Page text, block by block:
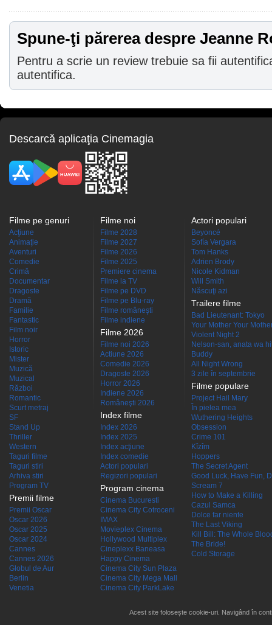
Spune-ţi părerea despre Jeanne
Pentru a scrie un review trebuie sa fii
autentifica.
Descarcă aplicaţia Cinemagia
Filme pe genuri
Acţiune
Animaţie
Aventuri
Comedie
Crimă
Documentar
Dragoste
Dramă
Familie
Fantastic
Film noir
Horror
Istoric
Mister
Muzică
Muzical
Război
Romantic
Scurt metraj
SF
Stand Up
Thriller
Western
Taguri filme
Taguri stiri
Arhiva stiri
Program TV
Premii filme
Premii Oscar
Oscar 2026
Oscar 2025
Oscar 2024
Cannes
Cannes 2026
Globul de Aur
Berlin
Venetia
Filme noi
Filme 2028
Filme 2027
Filme 2026
Filme 2025
Premiere cinema
Filme la TV
Filme pe DVD
Filme pe Blu-ray
Filme româneşti
Filme indiene
Filme 2026
Filme noi 2026
Actiune 2026
Comedie 2026
Dragoste 2026
Horror 2026
Indiene 2026
Româneşti 2026
Index filme
Index 2026
Index 2025
Index acţiune
Index comedie
Actori populari
Regizori populari
Program cinema
Cinema Bucuresti
Cinema City Cotroceni
IMAX
Movieplex Cinema
Hollywood Multiplex
Cineplexx Baneasa
Happy Cinema
Cinema City Sun Plaza
Cinema City Mega Mall
Cinema City ParkLake
Actori populari
Beyoncé
Sofía Vergara
Tom Hanks
Adrien Brody
Nicole Kidman
Will Smith
Născuţi azi
Trailere filme
Bad Lieutenant: Tokyo
Your Mother Your
Violent Night 2
Nelson-san, anata wa
Buddy
All Night Wrong
3 zile în septembrie
Filme populare
Project Hail Mary
În pielea mea
Wuthering Heights
Obsession
Crime 101
Kîzîm
Hoppers
The Secret Agent
Good Luck, Have Fun,
Scream 7
How to Make a Killing
Cazul Samca
Dolce far niente
The Last Viking
Kill Bill: The Whole
The Bride!
Cold Storage
Acest site folosește cookie-uri. Navigând în